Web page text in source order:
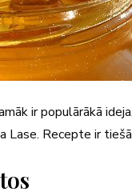
ir populārākā
Lase. Recepte ir